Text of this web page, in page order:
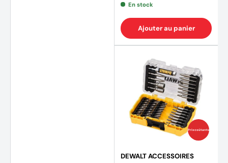
En stock
Ajouter au panier
Prix coûtants
DEWALT ACCESSOIRES